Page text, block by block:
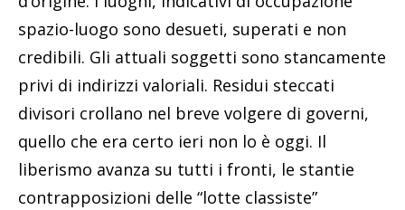
spazio-luogo sono desueti, superati e non
credibili. Gli attuali soggetti sono stancamente
privi di indirizzi valoriali. Residui steccati
divisori crollano nel breve volgere di governi,
quello che era certo ieri non lo è oggi. Il
liberismo avanza su tutti i fronti, le stantie
contrapposizioni delle “lotte classiste”